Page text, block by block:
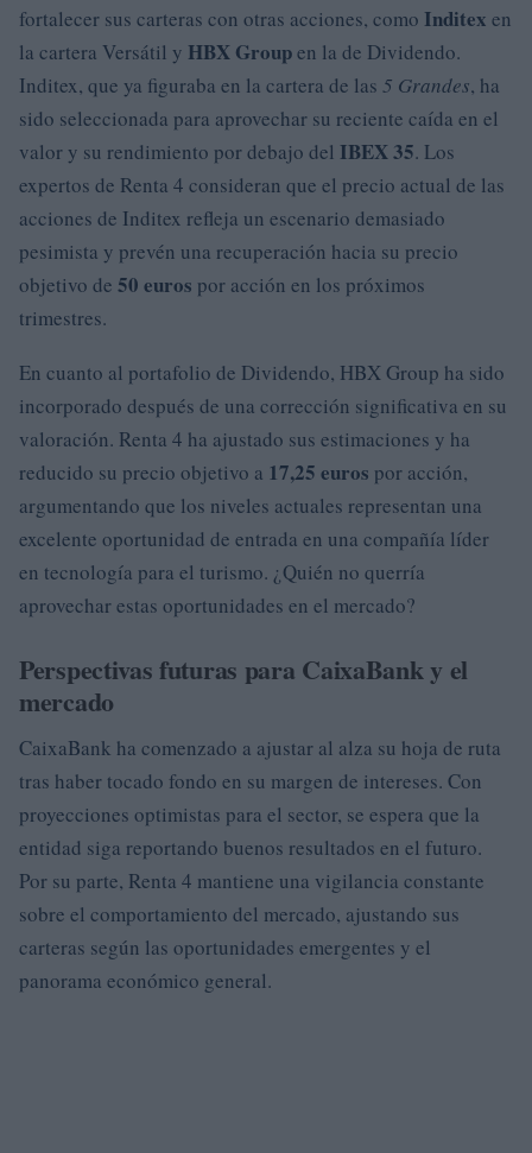
fortalecer sus carteras con otras acciones, como Inditex en
la cartera Versátil y HBX Groupen la de Dividendo.
Inditex, que ya figuraba en la cartera de las 5 Grandes, ha
sido seleccionada para aprovechar su reciente caída en el
valor y su rendimiento por debajo del IBEX 35. Los
expertos de Renta 4 consideran que el precio actual de las
acciones de Inditex refleja un escenario demasiado
pesimista y prevén una recuperación hacia su precio
objetivo de 50 euros por acción en los próximos
trimestres.
En cuanto al portafolio de Dividendo, HBX Group ha sido
incorporado después de una corrección significativa en su
valoración. Renta 4 ha ajustado sus estimaciones y ha
reducido su precio objetivo a 17,25 euros por acción,
argumentando que los niveles actuales representan una
excelente oportunidad de entrada en una compañía líder
en tecnología para el turismo. ¿Quién no querría
aprovechar estas oportunidades en el mercado?
Perspectivas futuras para CaixaBank y el
mercado
CaixaBank ha comenzado a ajustar al alza su hoja de ruta
tras haber tocado fondo en su margen de intereses. Con
proyecciones optimistas para el sector, se espera que la
entidad siga reportando buenos resultados en el futuro.
Por su parte, Renta 4 mantiene una vigilancia constante
sobre el comportamiento del mercado, ajustando sus
carteras según las oportunidades emergentes y el
panorama económico general.